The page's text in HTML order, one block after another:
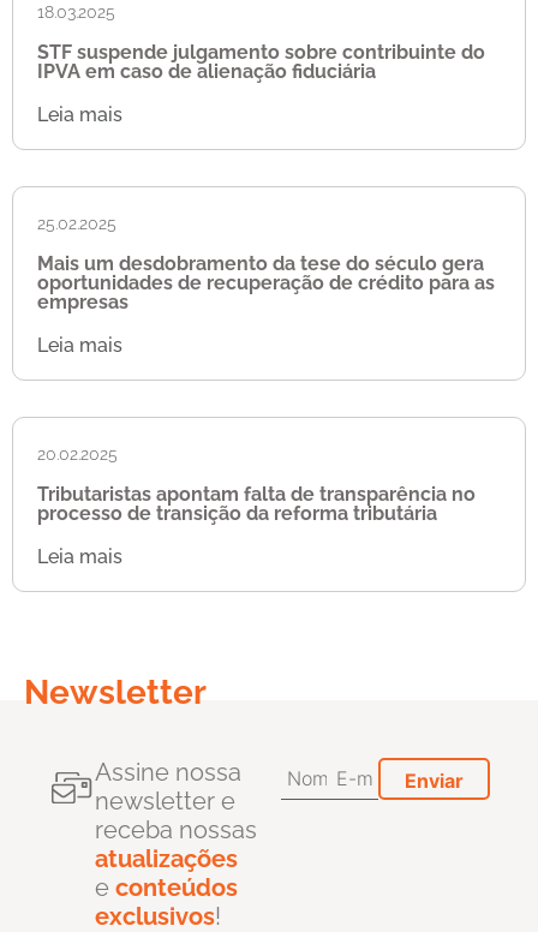
18.03.2025
STF suspende julgamento sobre contribuinte do
IPVA em caso de alienação fiduciária
Leia mais
25.02.2025
Mais um desdobramento da tese do século gera
oportunidades de recuperação de crédito para as
empresas
Leia mais
20.02.2025
Tributaristas apontam falta de transparência no
processo de transição da reforma tributária
Leia mais
Newsletter
Assine nossa
newsletter e
receba nossas
atualizações
e conteúdos
exclusivos!